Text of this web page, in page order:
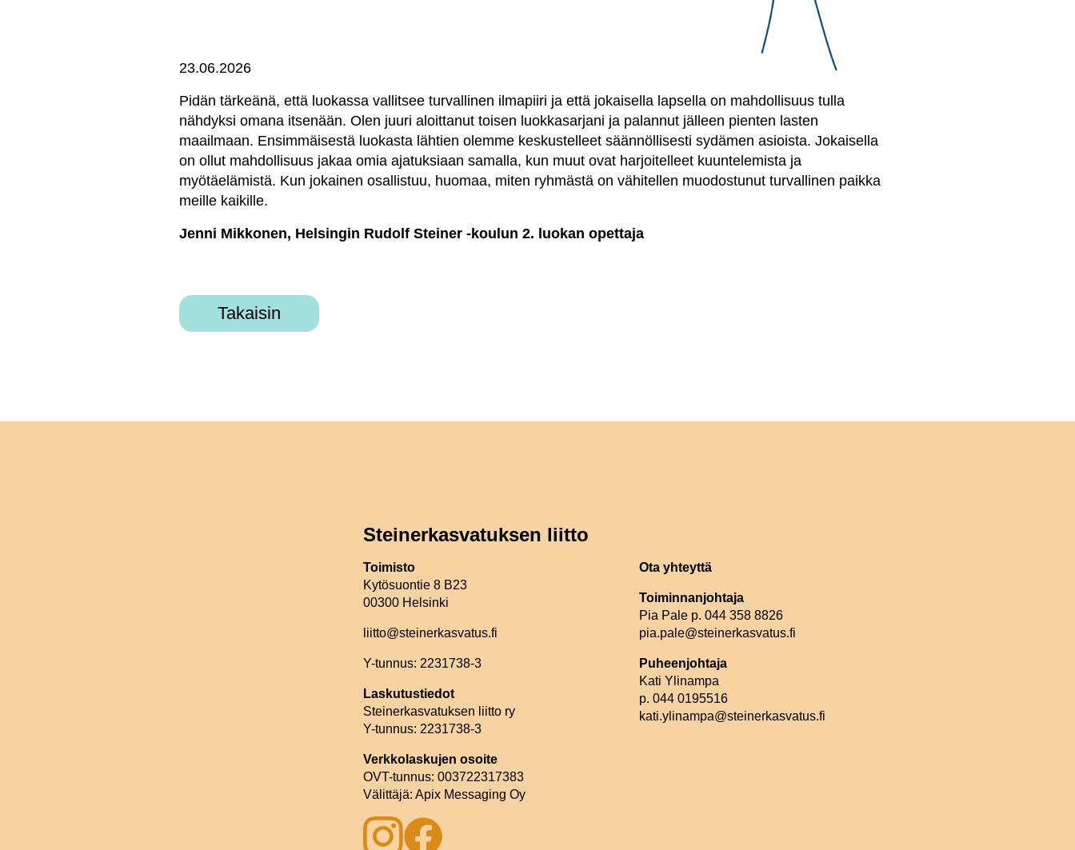
23.06.2026
Pidän tärkeänä, että luokassa vallitsee turvallinen ilmapiiri ja että jokaisella lapsella on mahdollisuus tulla
nähdyksi omana itsenään. Olen juuri aloittanut toisen luokkasarjani ja palannut jälleen pienten lasten
maailmaan. Ensimmäisestä luokasta lähtien olemme keskustelleet säännöllisesti sydämen asioista. Jokaisella
on ollut mahdollisuus jakaa omia ajatuksiaan samalla, kun muut ovat harjoitelleet kuuntelemista ja
myötäelämistä. Kun jokainen osallistuu, huomaa, miten ryhmästä on vähitellen muodostunut turvallinen paikka
meille kaikille.
Jenni Mikkonen, Helsingin Rudolf Steiner -koulun 2. luokan opettaja
Takaisin
Steinerkasvatuksen liitto
Toimisto
Kytösuontie 8 B23
00300 Helsinki
liitto@steinerkasvatus.fi
Y-tunnus: 2231738-3
Laskutustiedot
Steinerkasvatuksen liitto ry
Y-tunnus: 2231738-3
Verkkolaskujen osoite
OVT-tunnus: 003722317383
Välittäjä: Apix Messaging Oy
Ota yhteyttä
Toiminnanjohtaja
Pia Pale p. 044 358 8826
pia.pale@steinerkasvatus.fi
Puheenjohtaja
Kati Ylinampa
p. 044 0195516
kati.ylinampa@steinerkasvatus.fi